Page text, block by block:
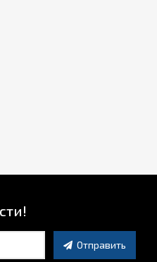
Отправить